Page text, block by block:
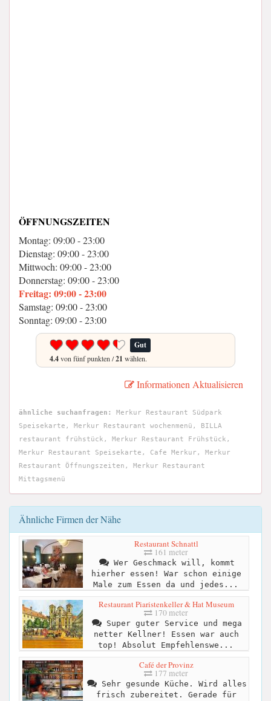
ÖFFNUNGSZEITEN
Montag: 09:00 - 23:00
Dienstag: 09:00 - 23:00
Mittwoch: 09:00 - 23:00
Donnerstag: 09:00 - 23:00
Freitag: 09:00 - 23:00
Samstag: 09:00 - 23:00
Sonntag: 09:00 - 23:00
Gut
4.4von fünf punkten /21 wählen.
Informationen Aktualisieren
ähnliche suchanfragen:
Merkur Restaurant Südpark
Speisekarte, Merkur Restaurant wochenmenü, BILLA
restaurant frühstück, Merkur Restaurant Frühstück,
Merkur Restaurant Speisekarte, Cafe Merkur, Merkur
Restaurant Öffnungszeiten, Merkur Restaurant
Mittagsmenü
Ähnliche Firmen der Nähe
Restaurant Schnattl
161 meter
Wer Geschmack will, kommt
hierher essen! War schon einige
Male zum Essen da und jedes...
Restaurant Piaristenkeller & Hat Museum
170 meter
Super guter Service und mega
netter Kellner! Essen war auch
top! Absolut Empfehlenswe...
Café der Provinz
177 meter
Sehr gesunde Küche. Wird alles
frisch zubereitet. Gerade für